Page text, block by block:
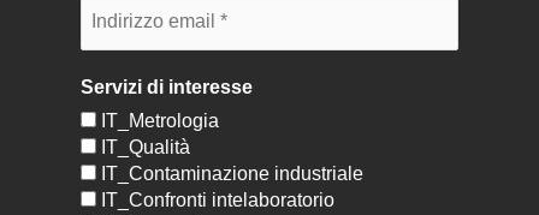
Servizi di interesse
IT_Metrologia
IT_Qualità
IT_Contaminazione industriale
IT_Confronti intelaboratorio